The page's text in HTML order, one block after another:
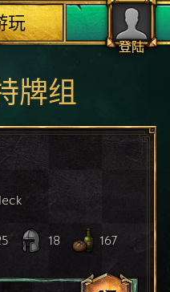
登陆
玩
牌组
18 167